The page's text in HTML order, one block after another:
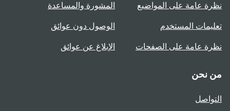
نظرة عامة على المواضيع
تعليمات المستخدم
نظرة عامة على الصفحات
المشورة والمساعدة
الوصول دون عوائق
الإبلاغ عن عوائق
من نحن
التواصل